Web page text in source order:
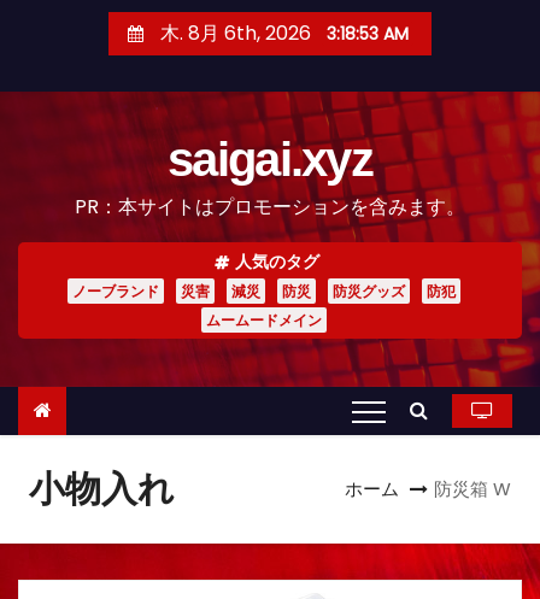
木. 8月 6th, 2026 3:18:55 AM
saigai.xyz
PR：本サイトはプロモーションを含みます。
人気のタグ
ノーブランド 災害 減災 防災 防災グッズ
防犯
ムームードメイン
小物入れ ホーム 防災箱 W